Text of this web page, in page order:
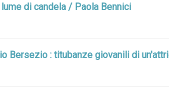
di candela / Paola Bennici
Bersezio : titubanze giovanili di